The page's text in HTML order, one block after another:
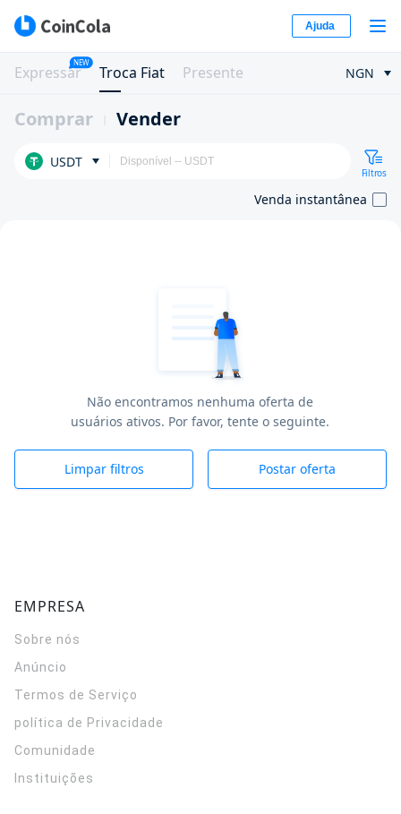
Ajuda
Expressar
NEW
Troca Fiat Presente NGN
Comprar Vender
USDT
Filtros
Venda instantânea
Não encontramos nenhuma oferta de
usuários ativos. Por favor, tente o seguinte.
Limpar filtros Postar oferta
EMPRESA
Sobre nós
Anúncio
Termos de Serviço
política de Privacidade
Comunidade
Instituições